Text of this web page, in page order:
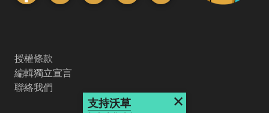
授權條款
編輯獨立宣言
聯絡我們
支持沃草 ×